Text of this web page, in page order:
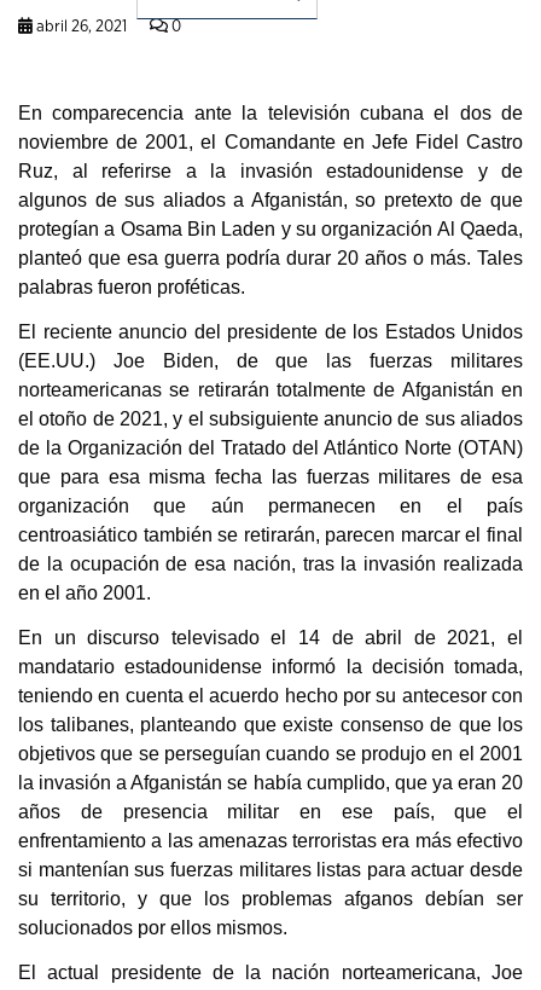
abril 26, 2021 0
En comparecencia ante la televisión cubana el dos de
noviembre de 2001, el Comandante en Jefe Fidel Castro
Ruz, al referirse a la invasión estadounidense y de
algunos de sus aliados a Afganistán, so pretexto de que
protegían a Osama Bin Laden y su organización Al Qaeda,
planteó que esa guerra podría durar 20 años o más. Tales
palabras fueron proféticas.
El reciente anuncio del presidente de los Estados Unidos
(EE.UU.) Joe Biden, de que las fuerzas militares
norteamericanas se retirarán totalmente de Afganistán en
el otoño de 2021, y el subsiguiente anuncio de sus aliados
de la Organización del Tratado del Atlántico Norte (OTAN)
que para esa misma fecha las fuerzas militares de esa
organización que aún permanecen en el país
centroasiático también se retirarán, parecen marcar el final
de la ocupación de esa nación, tras la invasión realizada
en el año 2001.
En un discurso televisado el 14 de abril de 2021, el
mandatario estadounidense informó la decisión tomada,
teniendo en cuenta el acuerdo hecho por su antecesor con
los talibanes, planteando que existe consenso de que los
objetivos que se perseguían cuando se produjo en el 2001
la invasión a Afganistán se había cumplido, que ya eran 20
años de presencia militar en ese país, que el
enfrentamiento a las amenazas terroristas era más efectivo
si mantenían sus fuerzas militares listas para actuar desde
su territorio, y que los problemas afganos debían ser
solucionados por ellos mismos.
El actual presidente de la nación norteamericana, Joe